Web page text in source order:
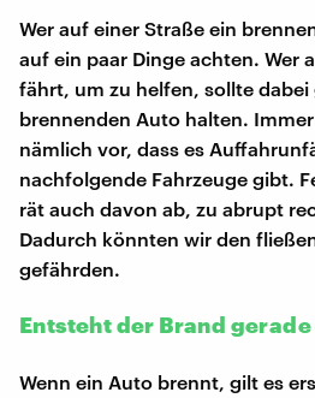
Wer auf einer Straße ein
auf ein paar Dinge achten. Wer
fährt, um zu helfen, sollte
brennenden Auto halten.
nämlich vor, dass es
nachfolgende Fahrzeuge gibt.
rät auch davon ab, zu abrupt
Dadurch könnten wir den
gefährden.
Entsteht der Brand
Wenn ein Auto brennt, gilt es